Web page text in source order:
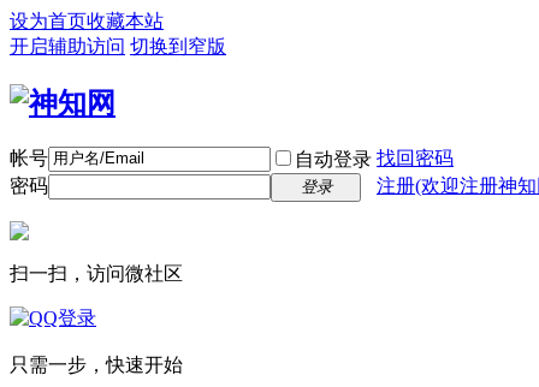
设为首页收藏本站
开启辅助访问 切换到窄版
帐号 自动登录 找回密码
密码
登录 注册(欢迎注册神
扫一扫，访问微社区
只需一步，快速开始